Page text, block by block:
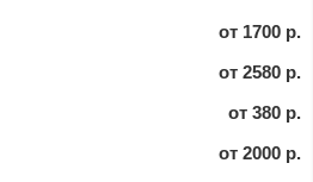
от 1700 р.
от 2580 р.
от 380 р.
от 2000 р.